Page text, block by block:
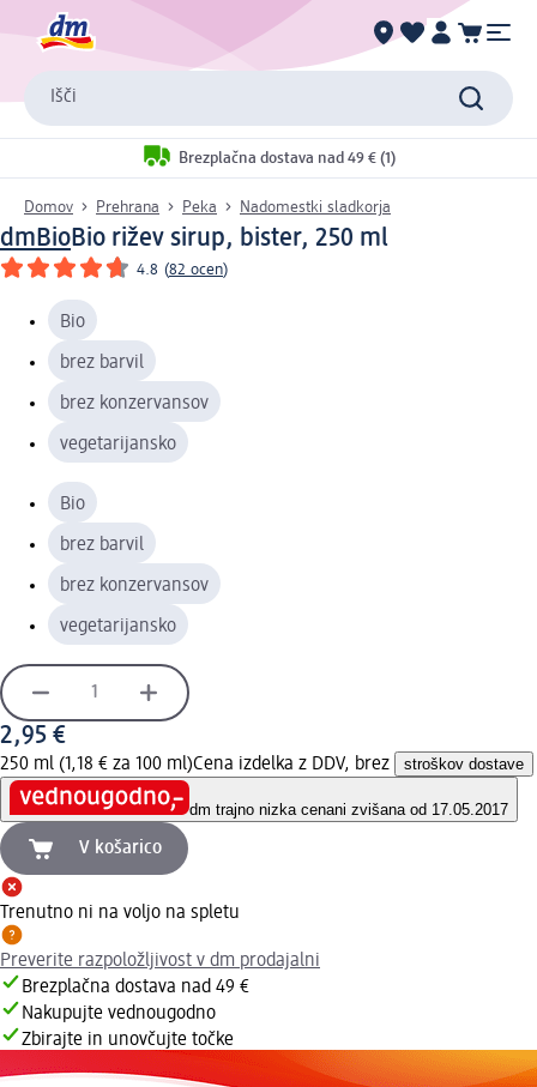
Išči
Brezplačna dostava nad 49 € (1)
Domov Prehrana Peka Nadomestki sladkorja
dmBioBio rižev sirup, bister, 250 ml
4.8 (82 ocen)
Bio
brez barvil
brez konzervansov
vegetarijansko
Bio
brez barvil
brez konzervansov
vegetarijansko
2,95 €
250 ml (1,18 € za 100 ml)Cena izdelka z DDV, brez stroškov dostave
dm trajno nizka cenani zvišana od 17.05.2017
V košarico
Trenutno ni na voljo na spletu
Preverite razpoložljivost v dm prodajalni
Brezplačna dostava nad 49 €
Nakupujte vednougodno
Zbirajte in unovčujte točke